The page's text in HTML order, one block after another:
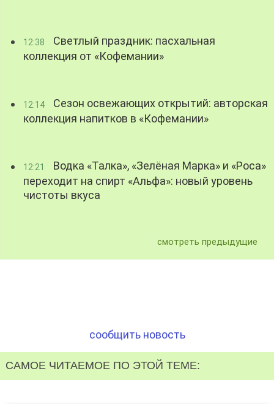
12:38
Светлый праздник: пасхальная
коллекция от «Кофемании»
12:14
Сезон освежающих открытий: авторская
коллекция напитков в «Кофемании»
12:21
Водка «Талка», «Зелёная Марка» и «Роса»
переходит на спирт «Альфа»: новый уровень
чистоты вкуса
смотреть предыдущие
сообщить новость
САМОЕ ЧИТАЕМОЕ ПО ЭТОЙ ТЕМЕ: